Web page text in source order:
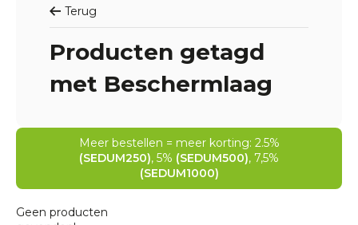
Terug
Producten getagd
met Beschermlaag
Meer bestellen = meer korting: 2.5%
(SEDUM250), 5% (SEDUM500), 7,5%
(SEDUM1000)
Geen producten